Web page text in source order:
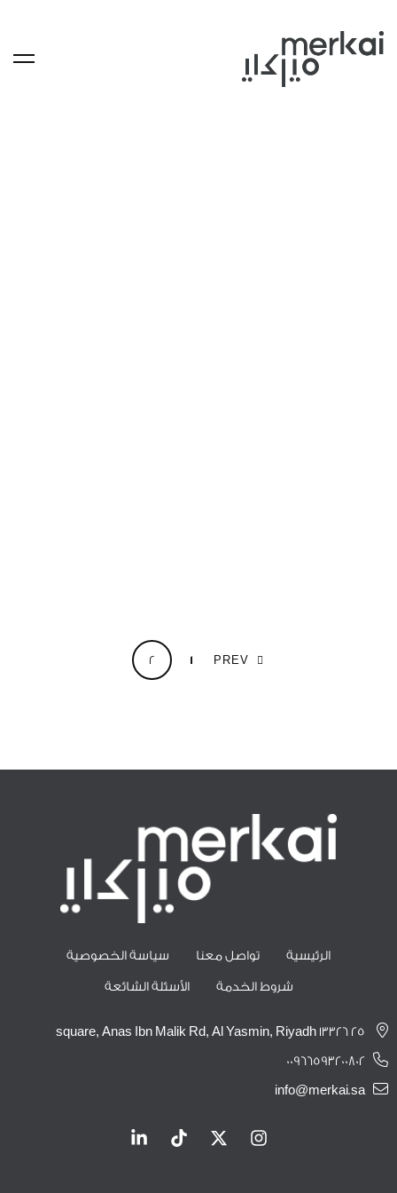
PREV
1
2
الرئيسية تواصل معنا سياسة الخصوصية
شروط الخدمة الأسئلة الشائعة
25 square, Anas Ibn Malik Rd, Al Yasmin, Riyadh 13326
00966593200802
info@merkai.sa